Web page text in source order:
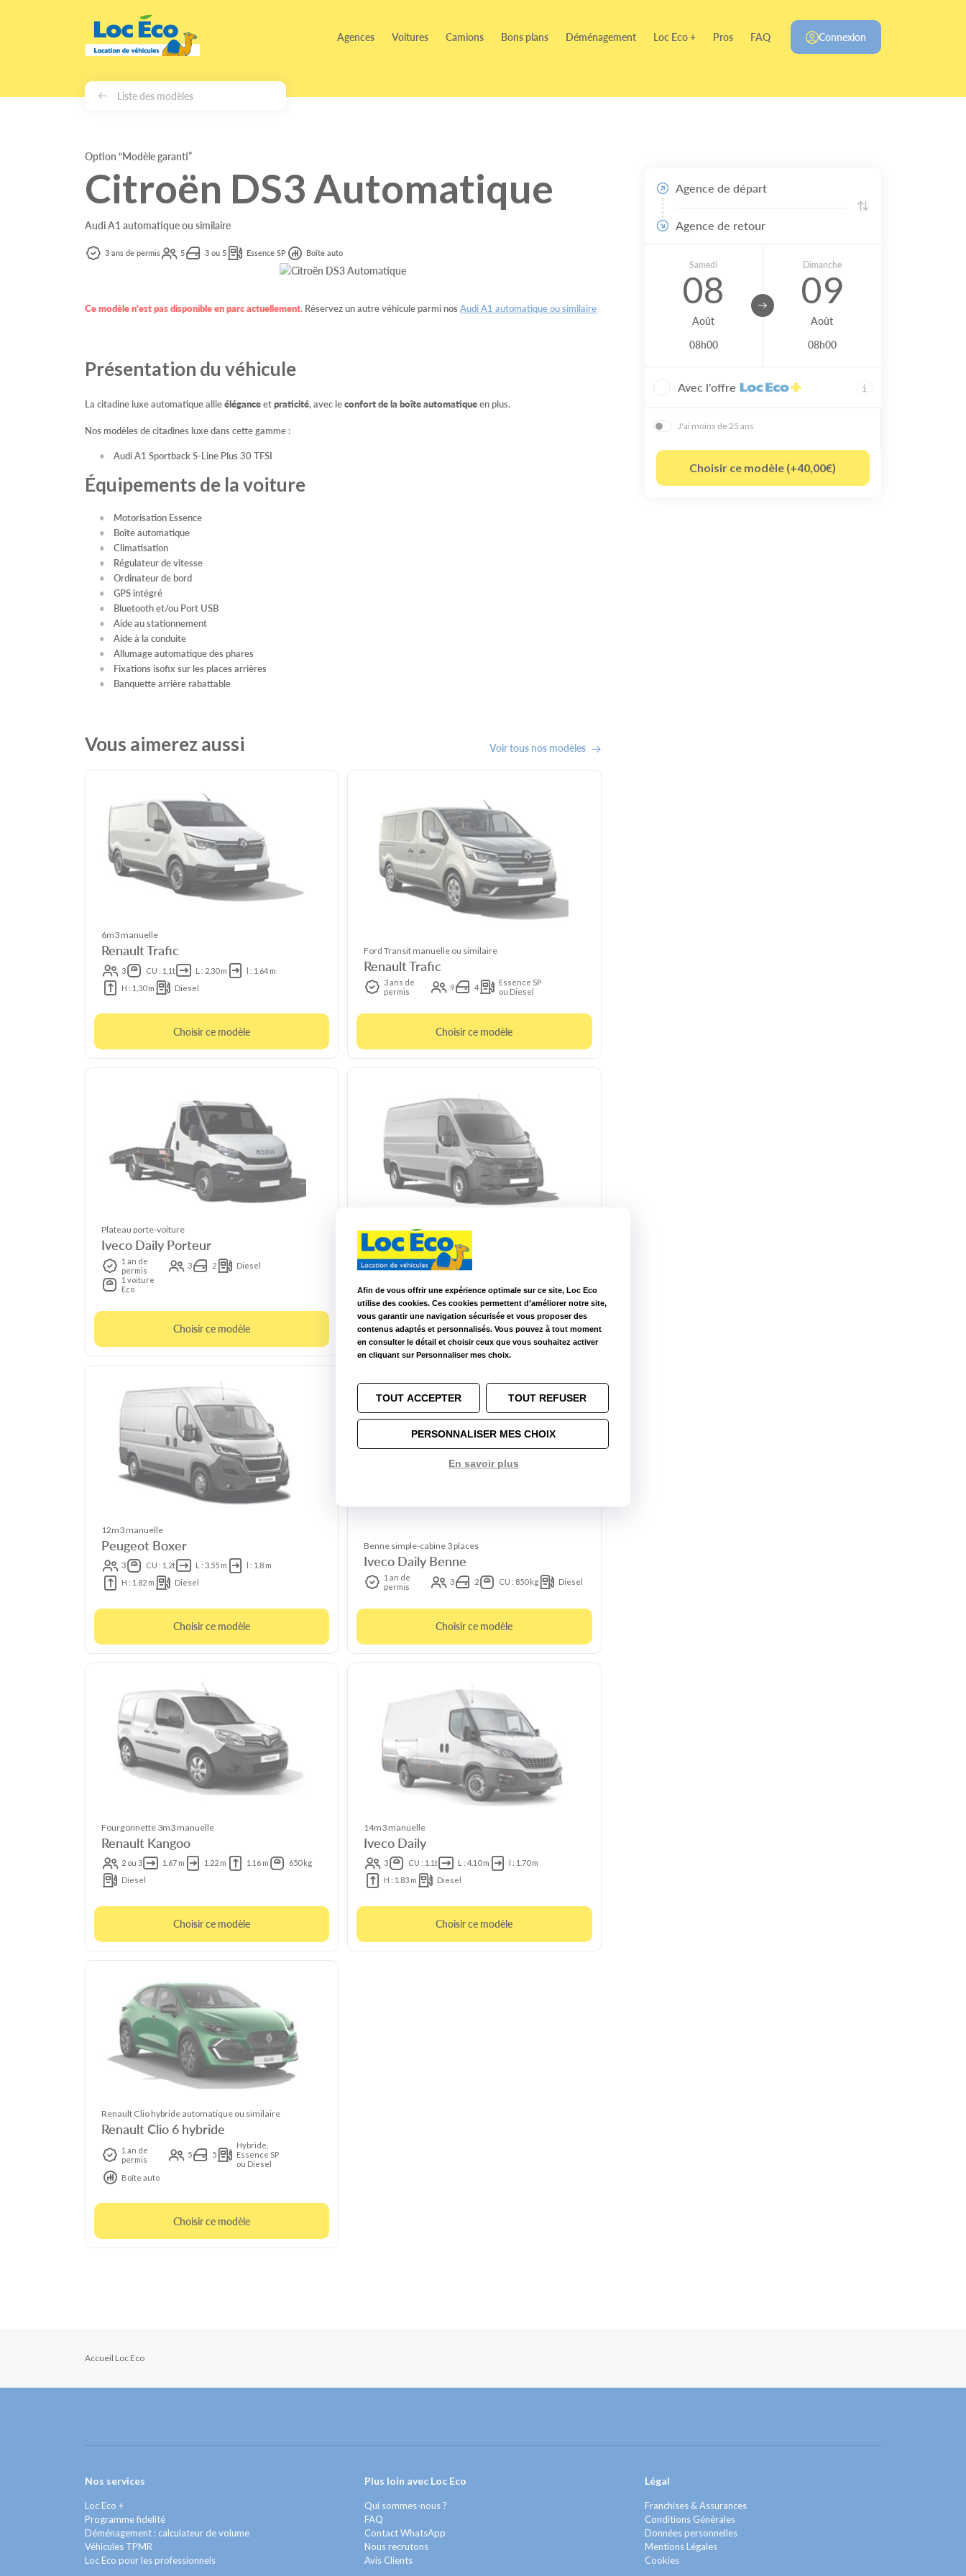
Agences Voitures Camions Bons plans Déménagement Loc Eco + Pros FAQ Connexion
Liste des modèles
Option “Modèle garanti”
Citroën DS3 Automatique
Audi A1 automatique ou similaire
3 ans de permis 5 3 ou 5 Essence SP Boîte auto
Ce modèle n'est pas disponible en parc actuellement. Réservez un autre véhicule parmi nos Audi A1 automatique ou similaire
Présentation du véhicule
La citadine luxe automatique allieéléganceetpraticité, avec leconfort de la boîte automatiqueen plus.
Nos modèles de citadines luxe dans cette gamme :
Audi A1 Sportback S-Line Plus 30 TFSI
Équipements de la voiture
Motorisation Essence
Boîte automatique
Climatisation
Régulateur de vitesse
Ordinateur de bord
GPS intégré
Bluetooth et/ou Port USB
Aide au stationnement
Aide à la conduite
Allumage automatique des phares
Fixations isofix sur les places arrières
Banquette arrière rabattable
Vous aimerez aussi Voir tous nos modèles
6m3 manuelle
Renault Trafic
3 CU : 1,1t L : 2,30 m
l : 1,64 m
H : 1,30 m
Diesel
Choisir ce modèle
Ford Transit manuelle ou similaire
Renault Trafic
3 ans de
permis
9 4
Essence SP
ou Diesel
Choisir ce modèle
Plateau porte-voiture
Iveco Daily Porteur
1 an de
permis
3 2
Diesel
1 voiture
Eco
Choisir ce modèle
10m3 manuelle
Peugeot Boxer
3 CU : 1.4t L : 2.8 m
Choisir ce modèle
12m3 manuelle
Peugeot Boxer
3 CU : 1,2t L : 3.55 m
l : 1.8 m
H : 1.82 m
Diesel
Choisir ce modèle
Benne simple-cabine 3 places
Iveco Daily Benne
1 an de
permis
3 2 CU : 850 kg Diesel
Choisir ce modèle
Fourgonnette 3m3 manuelle
Renault Kangoo
2 ou 3 1.67 m 1.22 m 1.16 m
650 kg
Diesel
Choisir ce modèle
14m3 manuelle
Iveco Daily
3 CU : 1.1t L : 4.10 m
l : 1.70 m
H : 1.83 m
Diesel
Choisir ce modèle
Renault Clio hybride automatique ou similaire
Renault Clio 6 hybride
1 an de
permis
5 5
Hybride,
Essence SP
ou Diesel
Boîte auto
Choisir ce modèle
Agence de départ
Agence de retour
Samedi
08
Août
08h00
Dimanche
09
Août
08h00
Avec l'offre
J'ai moins de 25 ans
Choisir ce modèle (+40,00€)
Accueil Loc Eco
Nos services
Loc Eco +
Programme fidelité
Déménagement : calculateur de volume
Véhicules TPMR
Loc Eco pour les professionnels
Plus loin avec Loc Eco
Qui sommes-nous ?
FAQ
Contact WhatsApp
Nous recrutons
Avis Clients
Légal
Franchises & Assurances
Conditions Générales
Données personnelles
Mentions Légales
Cookies
Afin de vous offrir une expérience optimale sur ce site, Loc Eco
utilise des cookies. Ces cookies permettent d’améliorer notre site,
vous garantir une navigation sécurisée et vous proposer des
contenus adaptés et personnalisés. Vous pouvez à tout moment
en consulter le détail et choisir ceux que vous souhaitez activer
en cliquant sur Personnaliser mes choix.
TOUT ACCEPTER TOUT REFUSER
PERSONNALISER MES CHOIX
En savoir plus